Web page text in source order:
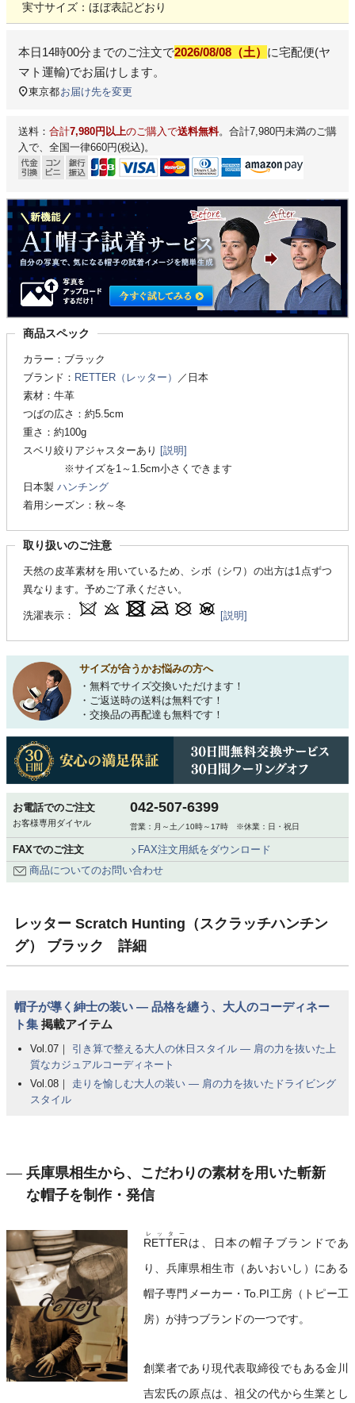
実寸サイズ：ほぼ表記どおり
本日14時00分 までのご注文で2026/08/08（土） に宅配便(ヤ
マト運輸)でお届けします。
東京都お届け先を変更
送料： 合計7,980円以上のご購入で送料無料。合計7,980円未満のご購
入で、全国一律660円(税込)。
商品スペック
カラー：ブラック
ブランド： RETTER（レッター）
／日本
素材：牛革
つばの広さ：約5.5cm
重さ：約100g
スベリ絞りアジャスターあり [説明]
※サイズを1～1.5cm小さくできます
日本製 ハンチング
着用シーズン：秋～冬
取り扱いのご注意
天然の皮革素材を用いているため、シボ（シワ）の出方は1点ずつ
異なります。予めご了承ください。
洗濯表示： [説明]
サイズが合うかお悩みの方へ
・無料でサイズ交換いただけます！
・ご返送時の送料は無料です！
・交換品の再配達も無料です！
お電話でのご注文
お客様専用ダイヤル
042-507-6399
営業：月～土／10時～17時 ※休業：日・祝日
FAXでのご注文
FAX注文用紙をダウンロード
商品についてのお問い合わせ
レッター Scratch Hunting（スクラッチハンチン
グ） ブラック 詳細
帽子が導く紳士の装い ― 品格を纏う、大人のコーディネー
ト集 掲載アイテム
Vol.07｜ 引き算で整える大人の休日スタイル ― 肩の力を抜いた上
質なカジュアルコーディネート
Vol.08｜ 走りを愉しむ大人の装い ― 肩の力を抜いたドライビング
スタイル
兵庫県相生から、こだわりの素材を用いた斬新
な帽子を制作・発信
RETTER
レッター
は、日本の帽子ブランドであ
り、兵庫県相生市（あいおいし）にある
帽子専門メーカー・To.PI工房（トピー工
房）が持つブランドの一つです。
創業者であり現代表取締役でもある金川
吉宏氏の原点は、祖父の代から生業とし